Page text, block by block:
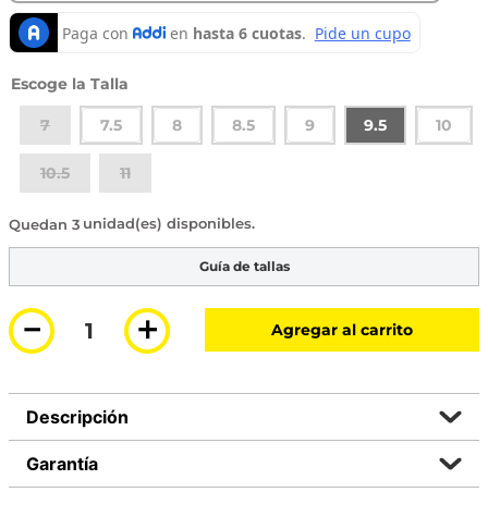
Talla
7 7.5 8 8.5 9 9.5 10
10.5 11
3 disponibles
Guía de tallas
＋
－ Agregar al carrito
Descripción
Garantía